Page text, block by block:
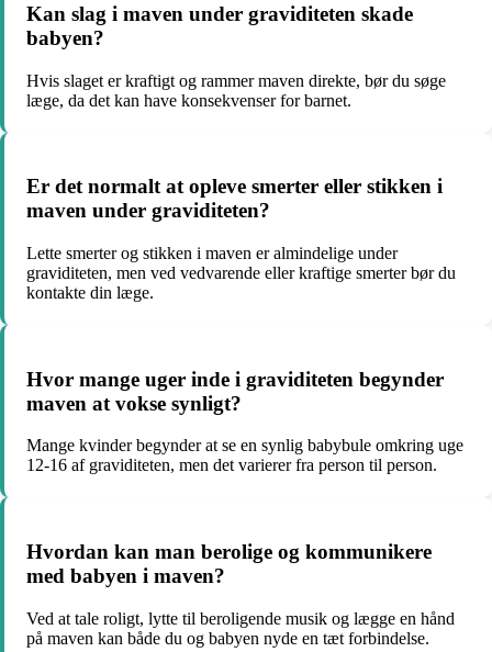
Kan slag i maven under graviditeten skade
babyen?
Hvis slaget er kraftigt og rammer maven direkte, bør du søge
læge, da det kan have konsekvenser for barnet.
Er det normalt at opleve smerter eller stikken i
maven under graviditeten?
Lette smerter og stikken i maven er almindelige under
graviditeten, men ved vedvarende eller kraftige smerter bør du
kontakte din læge.
Hvor mange uger inde i graviditeten begynder
maven at vokse synligt?
Mange kvinder begynder at se en synlig babybule omkring uge
12-16 af graviditeten, men det varierer fra person til person.
Hvordan kan man berolige og kommunikere
med babyen i maven?
Ved at tale roligt, lytte til beroligende musik og lægge en hånd
på maven kan både du og babyen nyde en tæt forbindelse.